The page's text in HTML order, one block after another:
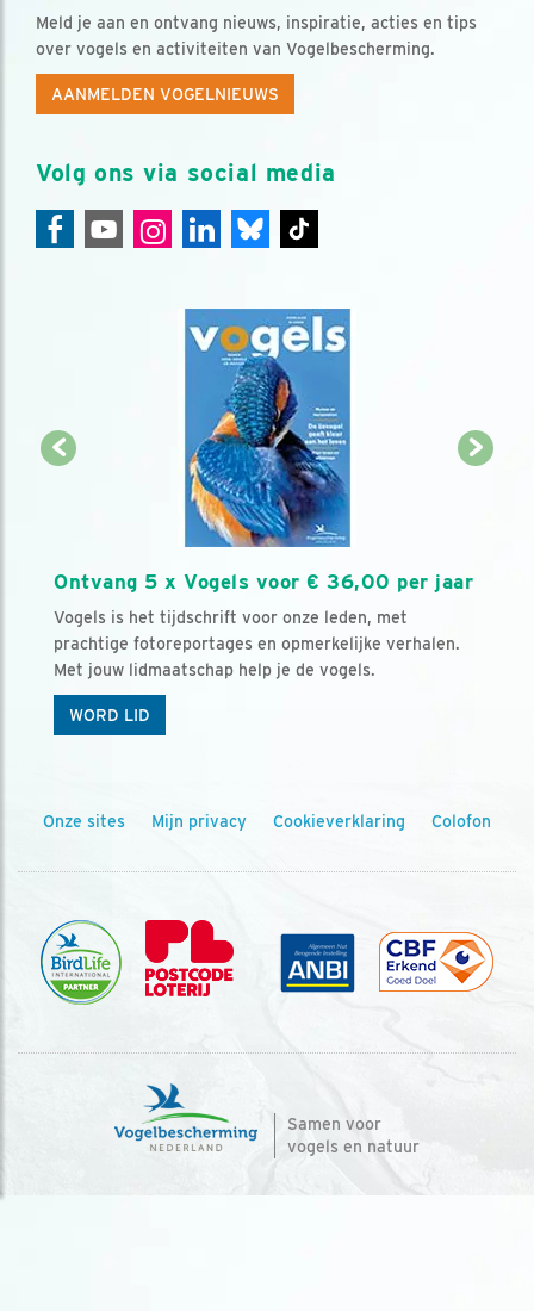
Meld je aan en ontvang nieuws, inspiratie, acties en tips
over vogels en activiteiten van Vogelbescherming.
AANMELDEN VOGELNIEUWS
Volg ons via social media
Ontvang 5 x Vogels voor € 36,00 per jaar
Vogels is het tijdschrift voor onze leden, met
prachtige fotoreportages en opmerkelijke verhalen.
Met jouw lidmaatschap help je de vogels.
WORD LID
Onze sites Mijn privacy Cookieverklaring Colofon
Samen voor
vogels en natuur